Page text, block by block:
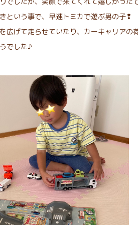
という事で、早速トミカで遊ぶ男の子❢
広げて走らせていたり、カーキャリアの
でした♪